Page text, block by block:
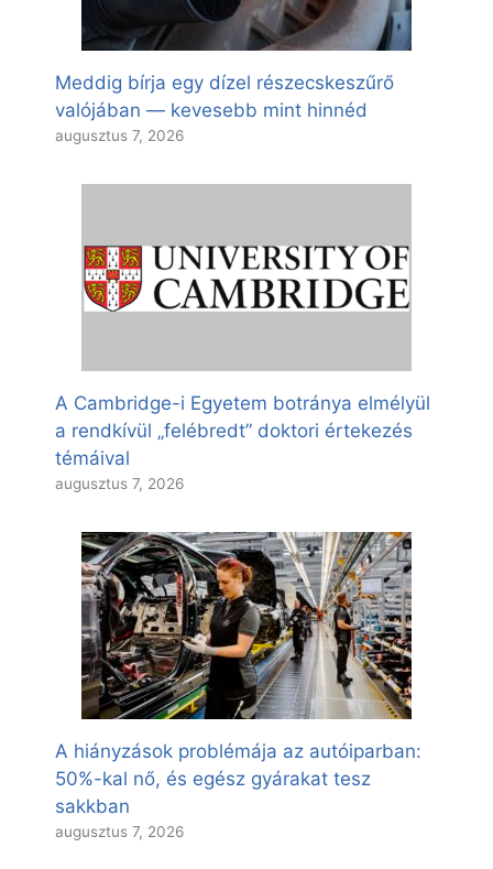
Meddig bírja egy dízel részecskeszűrő
valójában — kevesebb mint hinnéd
augusztus 7, 2026
A Cambridge-i Egyetem botránya elmélyül
a rendkívül „felébredt” doktori értekezés
témáival
augusztus 7, 2026
A hiányzások problémája az autóiparban:
50%-kal nő, és egész gyárakat tesz
sakkban
augusztus 7, 2026